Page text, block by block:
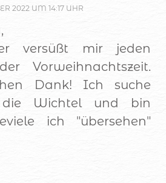
2022 UM 14:17 UHR
versüßt mir jeden
Vorweihnachtszeit.
Dank! Ich suche
Wichtel und bin
ich "übersehen"